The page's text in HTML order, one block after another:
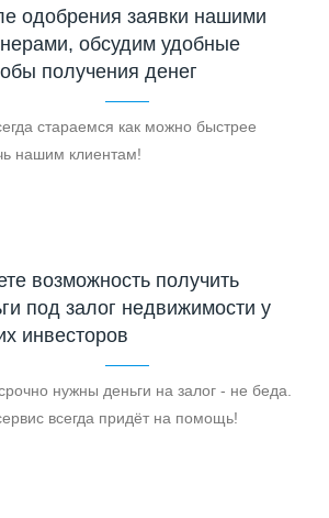
одобрения заявки нашими
обсудим удобные
получения денег
стараемся как можно быстрее
нашим клиентам!
возможность получить
под залог недвижимости у
инвесторов
нужны деньги на залог - не беда.
всегда придёт на помощь!